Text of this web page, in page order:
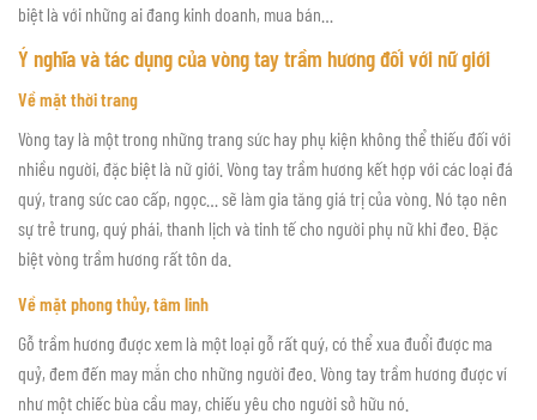
biệt là với những ai đang kinh doanh, mua bán…
Ý nghĩa và tác dụng của vòng tay trầm hương đối với nữ giới
Về mặt thời trang
Vòng tay là một trong những trang sức hay phụ kiện không thể thiếu đối với
nhiều người, đặc biệt là nữ giới. Vòng tay trầm hương kết hợp với các loại đá
quý, trang sức cao cấp, ngọc… sẽ làm gia tăng giá trị của vòng. Nó tạo nên
sự trẻ trung, quý phái, thanh lịch và tinh tế cho người phụ nữ khi đeo. Đặc
biệt vòng trầm hương rất tôn da.
Về mặt phong thủy, tâm linh
Gỗ trầm hương được xem là một loại gỗ rất quý, có thể xua đuổi được ma
quỷ, đem đến may mắn cho những người đeo. Vòng tay trầm hương được ví
như một chiếc bùa cầu may, chiếu yêu cho người sở hữu nó.